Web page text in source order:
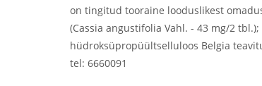
on tingitud tooraine looduslikest
(Cassia angustifolia Vahl. - 43 mg/2
hüdroksüpropüültselluloos Belgia
tel: 6660091